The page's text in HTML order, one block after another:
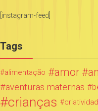
[instagram-feed]
Tags
alimentação amor
aventuras maternas
crianças